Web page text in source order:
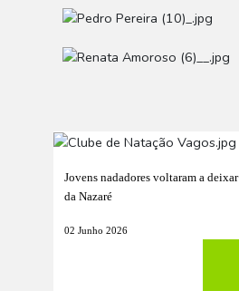
Jovens nadadores voltaram a
da Nazaré
02 Junho 2026